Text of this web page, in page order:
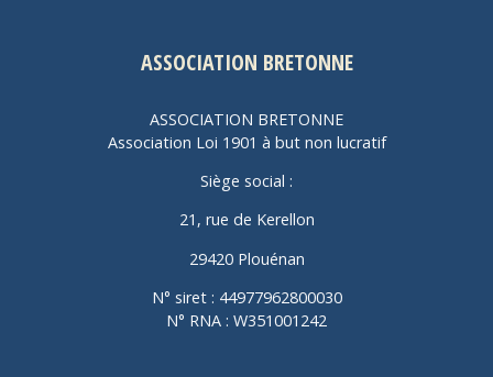
ASSOCIATION BRETONNE
ASSOCIATION BRETONNE
Association Loi 1901 à but non lucratif
Siège social :
21, rue de Kerellon
29420 Plouénan
N° siret : 44977962800030
N° RNA : W351001242